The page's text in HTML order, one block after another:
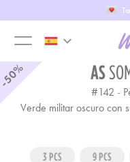
toggle
menu
keyboard_arrow_down
AS
#142 -
Verde militar oscuro con
3 PCS 9 PCS